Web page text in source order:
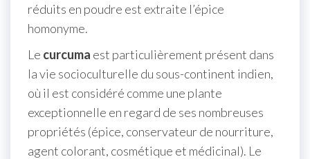
réduits en poudre est extraite l’épice
homonyme.
Le curcuma est particulièrement présent dans
la vie socioculturelle du sous-continent indien,
où il est considéré comme une plante
exceptionnelle en regard de ses nombreuses
propriétés (épice, conservateur de nourriture,
agent colorant, cosmétique et médicinal). Le